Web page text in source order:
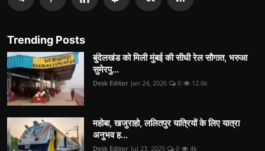
Trending Posts
बुंदेलखंड को मिली मुंबई की सीधी रेल सौगात, भरुआ
सुमेरपु...
Desk Editor Jan 24, 2026 0 12.6k
महोबा, खजुराहो, ललितपुर यात्रियों के लिए यात्रा
अनुभव ह...
Desk Editor Jul 23, 2025 0 4k